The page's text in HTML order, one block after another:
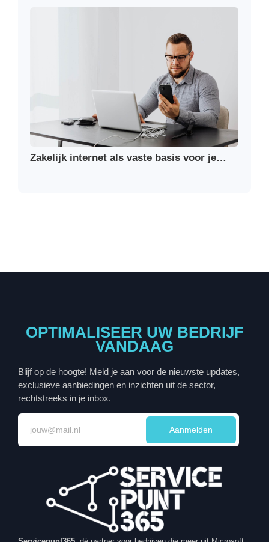
Zakelijk internet als vaste basis voor je…
OPTIMALISEER UW BEDRIJF
VANDAAG
Blijf op de hoogte! Meld je aan voor de nieuwste updates,
exclusieve aanbiedingen en inzichten uit de sector,
rechtstreeks in je inbox.
Aanmelden